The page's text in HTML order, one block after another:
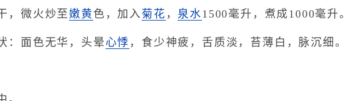
，微火炒至 嫩黄 色，加入菊花 ， 泉水1500毫升，煮成1000毫升。
：面色无华，头晕 心悸 ，食少神疲，舌质淡，苔薄白，脉沉细。